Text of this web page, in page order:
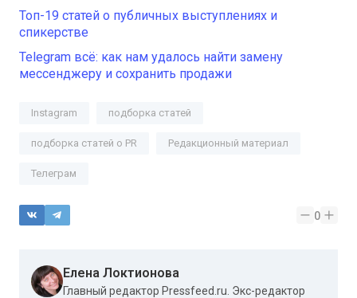
Топ-19 статей о публичных выступлениях и
спикерстве
Telegram всё: как нам удалось найти замену
мессенджеру и сохранить продажи
Instagram подборка статей
подборка статей о PR Редакционный материал
Телеграм
0
Елена Локтионова
Главный редактор Pressfeed.ru. Экс-редактор